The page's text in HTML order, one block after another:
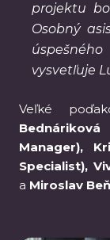
projektu
Osobný
vysvetľuje
Veľké
Manager),
Specialist),
a Miroslav